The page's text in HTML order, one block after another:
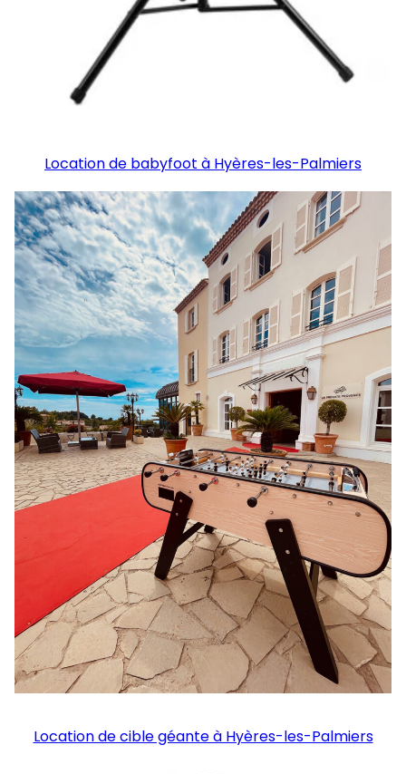
Location de babyfoot à Hyères-les-Palmiers
Location de cible géante à Hyères-les-Palmiers